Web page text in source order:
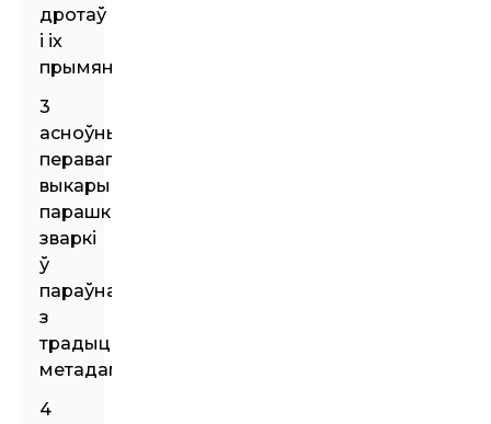
дротаў
і іх
прымяненне
3
асноўныя
перавагі
выкарыстання
парашковай
зваркі
ў
параўнанні
з
традыцыйнымі
метадамі
4